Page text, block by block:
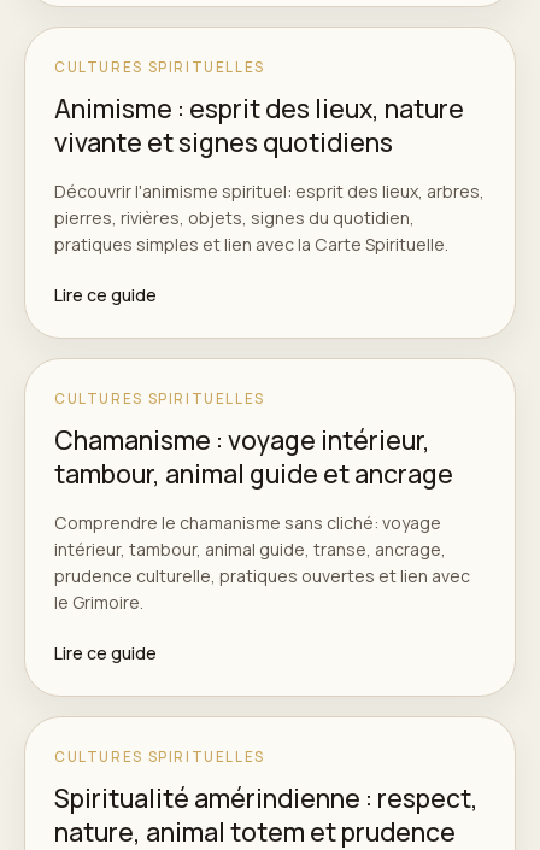
CULTURES SPIRITUELLES
Animisme : esprit des lieux, nature
vivante et signes quotidiens
Découvrir l'animisme spirituel: esprit des lieux, arbres,
pierres, rivières, objets, signes du quotidien,
pratiques simples et lien avec la Carte Spirituelle.
Lire ce guide
CULTURES SPIRITUELLES
Chamanisme : voyage intérieur,
tambour, animal guide et ancrage
Comprendre le chamanisme sans cliché: voyage
intérieur, tambour, animal guide, transe, ancrage,
prudence culturelle, pratiques ouvertes et lien avec
le Grimoire.
Lire ce guide
CULTURES SPIRITUELLES
Spiritualité amérindienne : respect,
nature, animal totem et prudence